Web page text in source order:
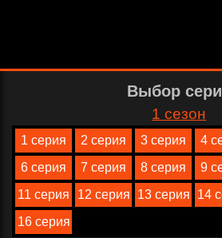
Выбор
1 сезон
1 серия 2 серия 3 серия 4
6 серия
7 серия 8 серия 9
11 серия
12 серия 13 серия 14
16 серия